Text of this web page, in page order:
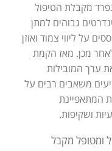
מקבלת הטיפול
גבוהים למתן
על ליווי צמוד ואוזן
מכן. מאז הקמת
את ערך המובילות
משאבים רבים על
המתאפיינת
ושקיפות.
ומטופל מקבל